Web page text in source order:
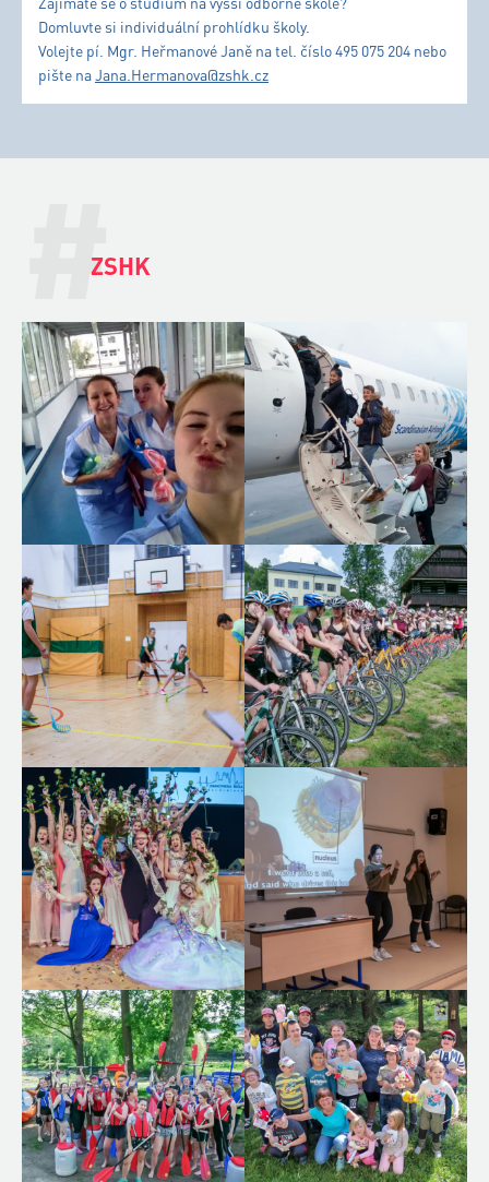
Domluvte si individuální prohlídku školy.
Volejte pí. Mgr. Heřmanové Janě na tel. číslo 495 075 204 nebo
pište naJana.Hermanova@zshk.cz
#
ZSHK